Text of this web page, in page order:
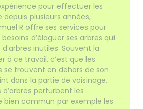
pour effectuer les
depuis plusieurs années,
R offre ses services pour
d’élaguer ses arbres qui
inutiles. Souvent la
à ce travail, c’est que les
se trouvent en dehors de son
dans la partie de voisinage,
perturbent les
bien commun par exemple les